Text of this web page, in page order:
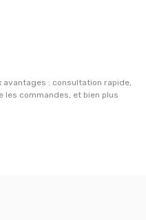
avantages : consultation rapide,
commandes, et bien plus